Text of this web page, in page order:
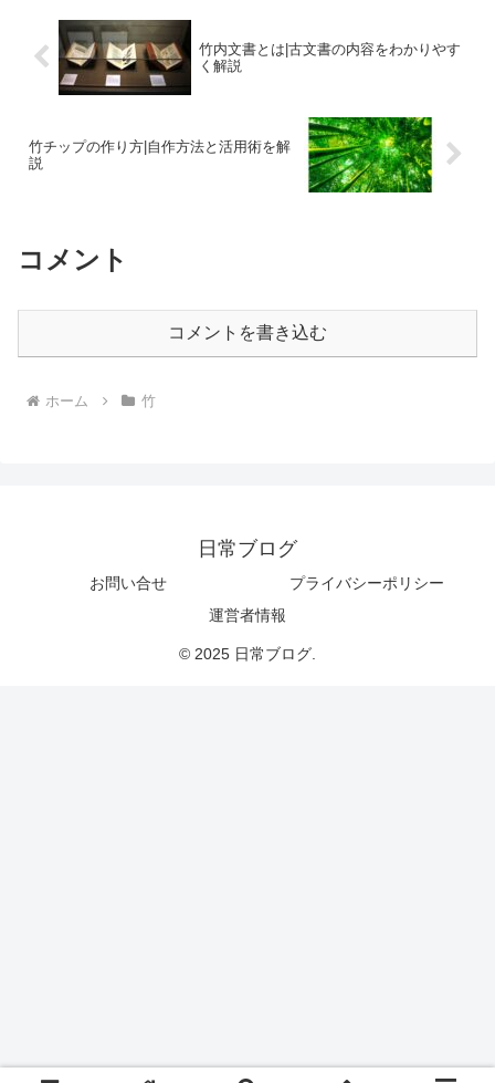
竹内文書とは|古文書の内容をわかりやす
く解説
竹チップの作り方|自作方法と活用術を解
説
コメント
コメントを書き込む
ホーム 竹
日常ブログ
お問い合せ
プライバシーポリシー
運営者情報
© 2025 日常ブログ.